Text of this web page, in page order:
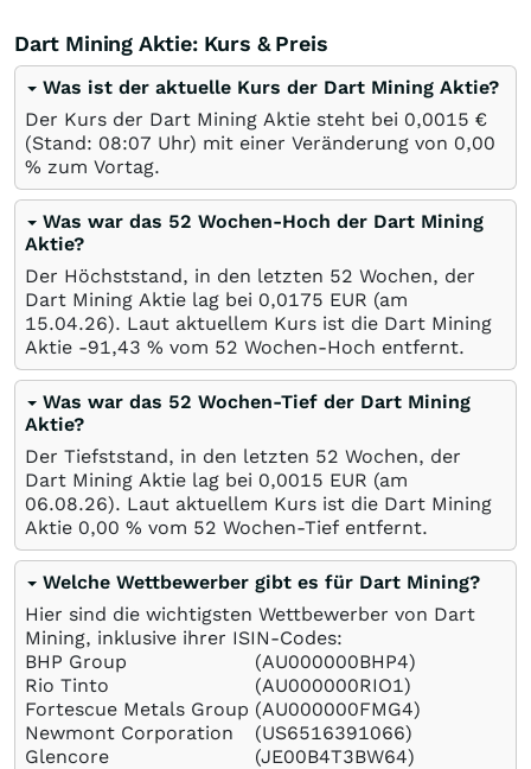
Dart Mining Aktie: Kurs & Preis
Was ist der aktuelle Kurs der Dart Mining Aktie?
Der Kurs der Dart Mining Aktie steht bei 0,0015 €
(Stand: 08:07 Uhr) mit einer Veränderung von 0,00
% zum Vortag.
Was war das 52 Wochen-Hoch der Dart Mining
Aktie?
Der Höchststand, in den letzten 52 Wochen, der
Dart Mining Aktie lag bei 0,0175 EUR (am
15.04.26). Laut aktuellem Kurs ist die Dart Mining
Aktie -91,43 % vom 52 Wochen-Hoch entfernt.
Was war das 52 Wochen-Tief der Dart Mining
Aktie?
Der Tiefststand, in den letzten 52 Wochen, der
Dart Mining Aktie lag bei 0,0015 EUR (am
06.08.26). Laut aktuellem Kurs ist die Dart Mining
Aktie 0,00 % vom 52 Wochen-Tief entfernt.
Welche Wettbewerber gibt es für Dart Mining?
Hier sind die wichtigsten Wettbewerber von Dart
Mining, inklusive ihrer ISIN-Codes:
BHP Group
(AU000000BHP4)
Rio Tinto
(AU000000RIO1)
Fortescue Metals Group (AU000000FMG4)
Newmont Corporation
(US6516391066)
Glencore
(JE00B4T3BW64)